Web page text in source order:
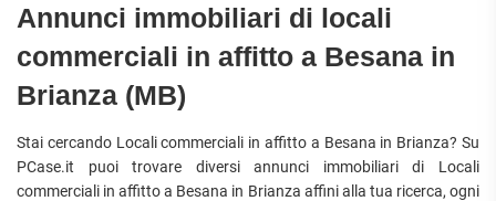
Annunci immobiliari di locali
commerciali in affitto a Besana in
Brianza (MB)
Stai cercando Locali commerciali in affitto a Besana in Brianza? Su
PCase.it puoi trovare diversi annunci immobiliari di Locali
commerciali in affitto a Besana in Brianza affini alla tua ricerca, ogni